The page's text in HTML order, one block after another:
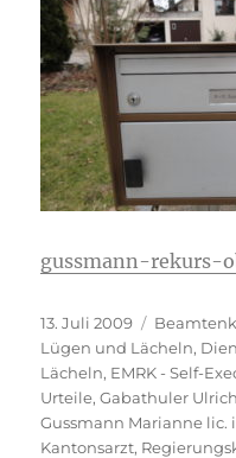
gussmann-rekurs-
Veröffentlicht
am
13. Juli 2009
Lügen und Lächeln,
Lächeln, EMRK - Self-
Urteile,Gabathuler
Gussmann Marianne lic.
Kantonsarzt,